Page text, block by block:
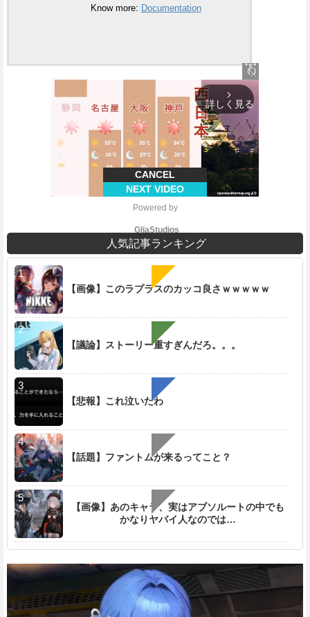
Know more: Documentation
close
arrow_forward_ios
詳しく見る
CANCEL
NEXT VIDEO
e
Powered by
GliaStudios
人気記事ランキング
【画像】このラプラスのカッコ良さｗｗｗｗｗ
【議論】ストーリー重すぎんだろ。。。
【悲報】これ泣いたわ
【話題】ファントムが来るってこと？
【画像】あのキャラ、実はアブソルートの中でも
かなりヤバイ人なのでは…